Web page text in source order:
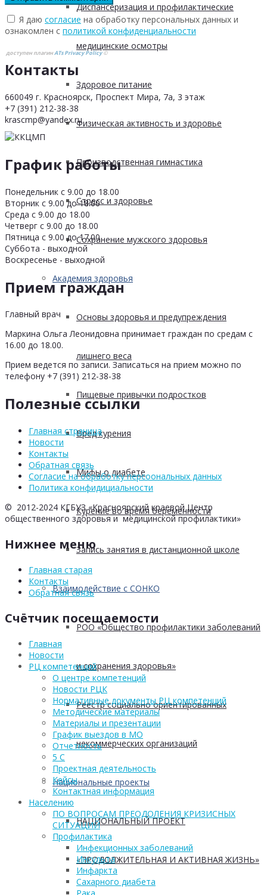
Диспансеризация и профилактические
медицинские осмотры
Здоровое питание
Физическая активность и здоровье
Производственная гимнастика
Стресс и здоровье
Сохранение мужского здоровья
Академия здоровья
Основы здоровья и предупреждения
лишнего веса
Пищевые привычки подростков
Вред курения
Мифы о диабете
Курение во время беременности
Запись занятия в дистанционной школе
Взаимодействие с СОНКО
РОО «Общество профилактики заболеваний
и сохранения здоровья»
Реестр социально ориентированных
некоммерческих организаций
Национальные проекты
НАЦИОНАЛЬНЫЙ ПРОЕКТ
«ПРОДОЛЖИТЕЛЬНАЯ И АКТИВНАЯ ЖИЗНЬ»
Я даю согласие на обработку персональных данных и
ознакомлен с политикой конфиденциальности
доступен плагинATs Privacy Policy©
Контакты
660049 г. Красноярск, Проспект Мира, 7а, 3 этаж
+7 (391) 212-38-38
krascmp@yandex.ru
График работы
Понедельник с 9.00 до 18.00
Вторник с 9.00 до 18.00
Среда с 9.00 до 18.00
Четверг с 9.00 до 18.00
Пятница с 9.00 до 17.00
Суббота - выходной
Воскресенье - выходной
Прием граждан
Главный врач
Маркина Ольга Леонидовна принимает граждан по средам с
16.00 до 18.00.
Прием ведется по записи. Записаться на прием можно по
телефону +7 (391) 212-38-38
Полезные ссылки
Главная страница
Новости
Контакты
Обратная связь
Согласие на обработку персоональных данных
Политика конфидициальности
© 2012-2024 КГБУЗ «Красноярский краевой Центр
общественного здоровья и медицинской профилактики»
Нижнее меню
Главная старая
Контакты
Обратная связь
Счётчик посещаемости
Главная
Новости
РЦ компетенций
О центре компетенций
Новости РЦК
Нормативные документы РЦ компетенций
Методические материалы
Материалы и презентации
График выездов в МО
Отчетность
5 С
Проектная деятельность
Кейсы
Контактная информация
Населению
ПО ВОПРОСАМ ПРЕОДОЛЕНИЯ КРИЗИСНЫХ
СИТУАЦИЙ
Профилактика
Инфекционных заболеваний
Инсульта
Инфаркта
Сахарного диабета